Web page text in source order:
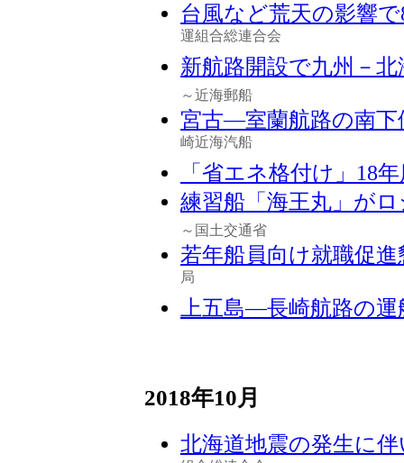
台風など荒天の影響
運組合総連合会
新航路開設で九州－
～近海郵船
宮古―室蘭航路の南下
崎近海汽船
「省エネ格付け」18
練習船「海王丸」が
～国土交通省
若年船員向け就職促
局
上五島―長崎航路の運
2018年10月
北海道地震の発生に